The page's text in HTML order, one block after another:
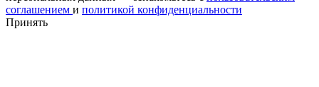
соглашением и политикой конфиденциальности
Принять